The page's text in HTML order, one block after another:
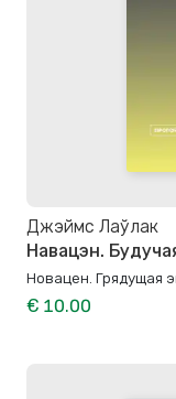
Джэймс Лаўлак
Навацэн.
Новацен. Грядущая
€ 10.00